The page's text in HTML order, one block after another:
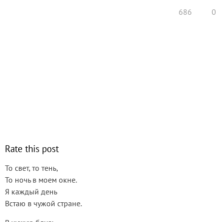
686 0
Rate this post
То свет, то тень,
То ночь в моем окне.
Я каждый день
Встаю в чужой стране.